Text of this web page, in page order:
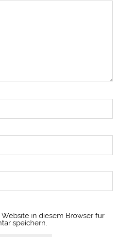
in diesem Browser für
speichern.